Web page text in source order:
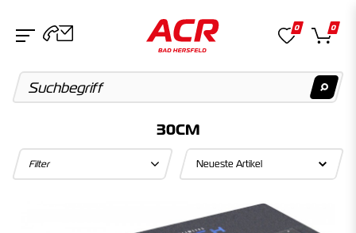
Keine Suchergebnisse gefunden.
0 0
30CM
Filter